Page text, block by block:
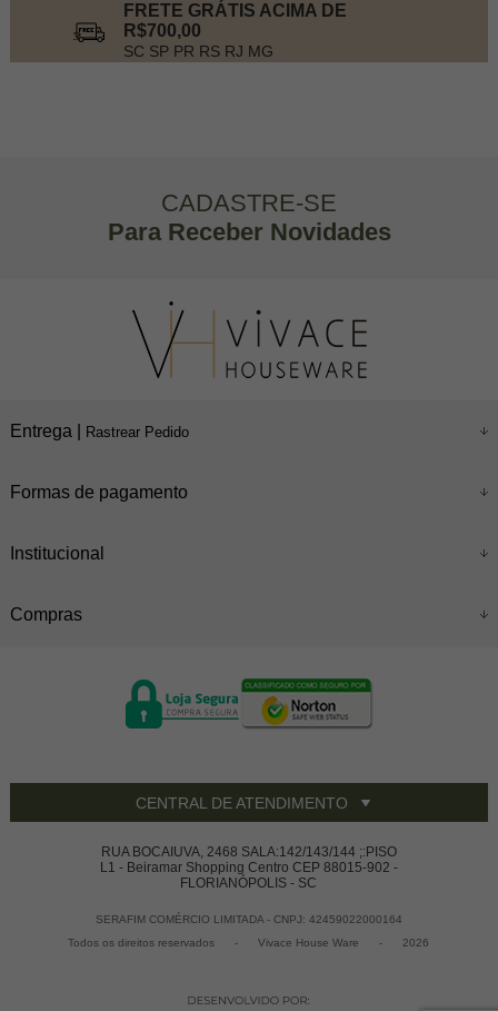
FRETE GRÁTIS ACIMA DE
R$700,00
SC SP PR RS RJ MG
CADASTRE-SE
Para Receber Novidades
Entrega | Rastrear Pedido
Formas de pagamento
Institucional
Compras
CENTRAL DE ATENDIMENTO
RUA BOCAIUVA, 2468 SALA:142/143/144 ;:PISO
L1 - Beiramar Shopping Centro CEP 88015-902 -
FLORIANÓPOLIS - SC
SERAFIM COMÉRCIO LIMITADA - CNPJ: 42459022000164
Todos os direitos reservados
- Vivace House Ware - 2026